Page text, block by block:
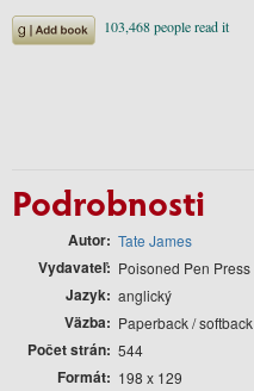
Podrobnosti
Autor Tate James
Vydavateľ Poisoned Pen Press
Jazyk anglický
Väzba Paperback / softback
Počet strán 544
Formát 198 x 129